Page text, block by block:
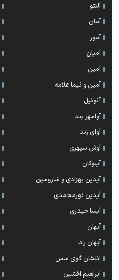
آلنتو
آمان
آمور
آمیان
آمین
آمین و نیما علامه
آنوئیل
آوامهر بند
آوای زند
آوش سپهری
آیتوکان
آیدین بهزادی و شارومین
آیدین نورمحمدی
آیسا حیدری
آیهان
آیهان راد
ائلخان گوی سس
ابراهیم افشین